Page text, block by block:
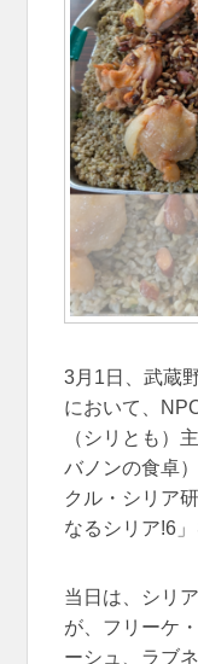
3月1日、武蔵
において、
（シリとも）
バノンの食卓
クル・シリア
なるシリア!6
当日は、シリ
が、フリーケ
ーシュ、ラブ